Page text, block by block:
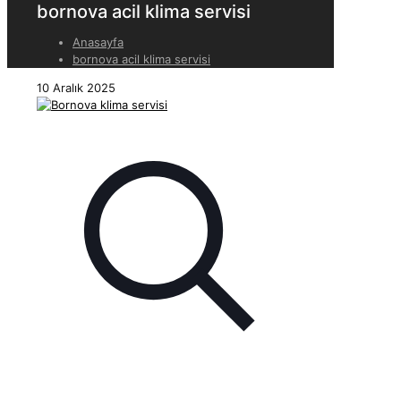
bornova acil klima servisi
Anasayfa
bornova acil klima servisi
10 Aralık 2025